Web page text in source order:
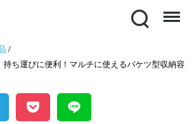
Search Menu
/
持ち運びに便利！マルチに使えるバケツ型収納容